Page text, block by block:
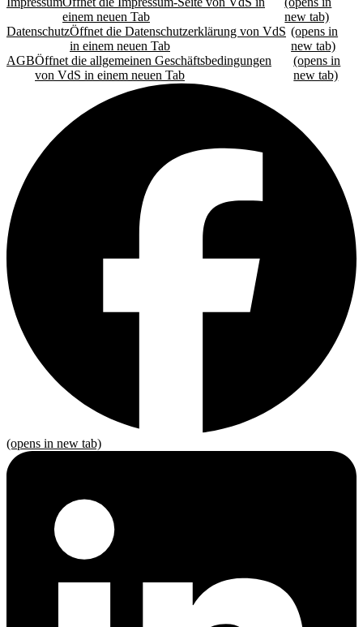
einem neuen Tab
new tab)
DatenschutzÖffnet die Datenschutzerklärung von VdS
in einem neuen Tab
(opens in
new tab)
AGBÖffnet die allgemeinen Geschäftsbedingungen
von VdS in einem neuen Tab
(opens in
new tab)
(opens in new tab)